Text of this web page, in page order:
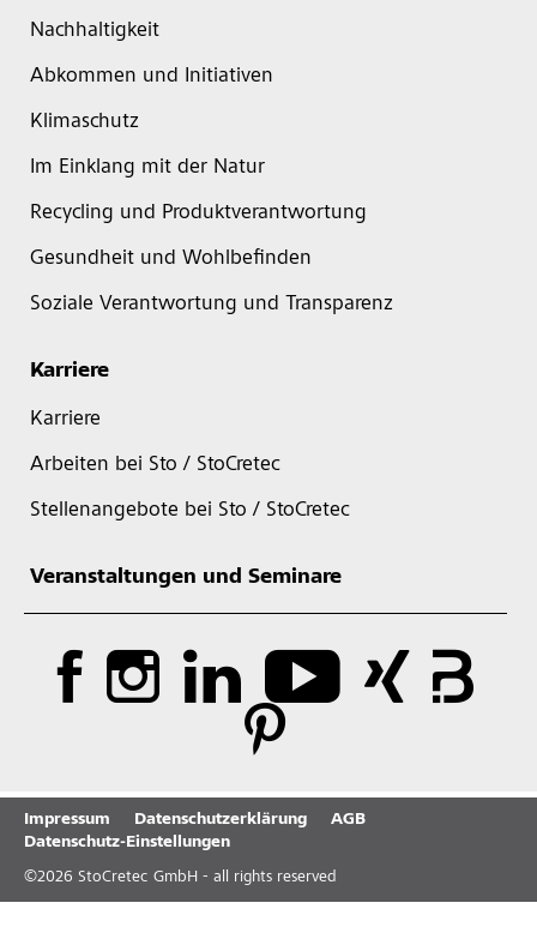
Nachhaltigkeit
Abkommen und Initiativen
Klimaschutz
Im Einklang mit der Natur
Recycling und Produktverantwortung
Gesundheit und Wohlbefinden
Soziale Verantwortung und Transparenz
Karriere
Karriere
Arbeiten bei Sto / StoCretec
Stellenangebote bei Sto / StoCretec
Veranstaltungen und Seminare
Impressum Datenschutzerklärung
AGB
Datenschutz-Einstellungen
©2026 StoCretec GmbH - all rights reserved